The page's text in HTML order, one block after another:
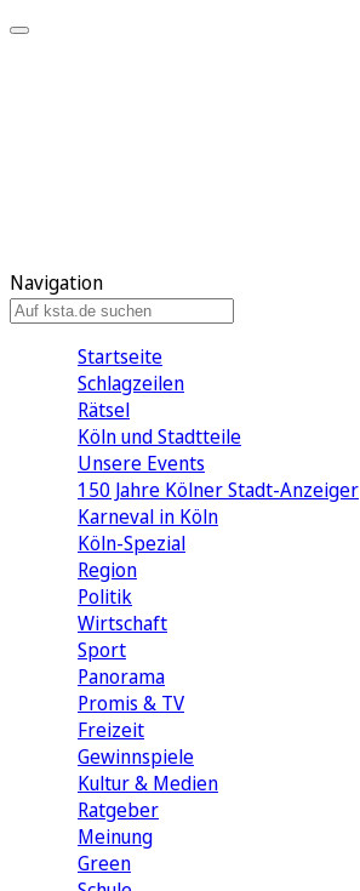
Navigation
Startseite
Schlagzeilen
Rätsel
Köln und Stadtteile
Unsere Events
150 Jahre Kölner Stadt-Anzeiger
Karneval in Köln
Köln-Spezial
Region
Politik
Wirtschaft
Sport
Panorama
Promis & TV
Freizeit
Gewinnspiele
Kultur & Medien
Ratgeber
Meinung
Green